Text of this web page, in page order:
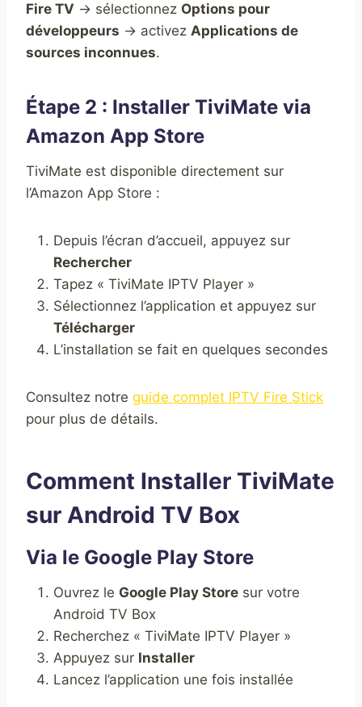
Fire TV → sélectionnez Options pour
développeurs → activez Applications de
sources inconnues.
Étape 2 : Installer TiviMate via
Amazon App Store
TiviMate est disponible directement sur
l’Amazon App Store :
Depuis l’écran d’accueil, appuyez sur
Rechercher
Tapez « TiviMate IPTV Player »
Sélectionnez l’application et appuyez sur
Télécharger
L’installation se fait en quelques secondes
Consultez notre guide complet IPTV Fire Stick
pour plus de détails.
Comment Installer TiviMate
sur Android TV Box
Via le Google Play Store
Ouvrez le Google Play Store sur votre
Android TV Box
Recherchez « TiviMate IPTV Player »
Appuyez sur Installer
Lancez l’application une fois installée